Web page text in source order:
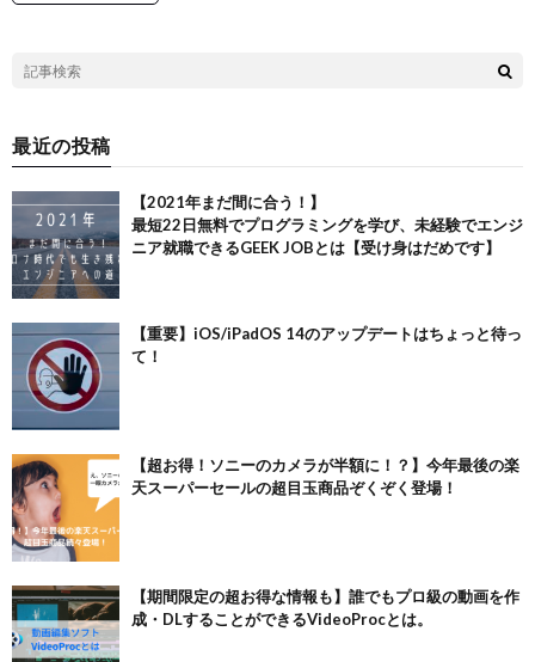
最近の投稿
【2021年まだ間に合う！】
最短22日無料でプログラミングを学び、未経験でエンジ
ニア就職できるGEEK JOBとは【受け身はだめです】
【重要】iOS/iPadOS 14のアップデートはちょっと待っ
て！
【超お得！ソニーのカメラが半額に！？】今年最後の楽
天スーパーセールの超目玉商品ぞくぞく登場！
【期間限定の超お得な情報も】誰でもプロ級の動画を作
成・DLすることができるVideoProcとは。